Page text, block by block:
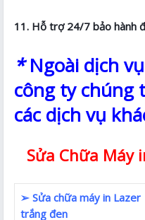
11. Hỗ trợ 24/7 bảo hành
*Ngoài dịch
công ty chúng
các dịch vụ
Sửa Chữa Máy
➢ Sửa chữa máy in Lazer
trắng đen